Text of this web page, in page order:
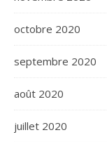
octobre 2020
septembre 2020
août 2020
juillet 2020